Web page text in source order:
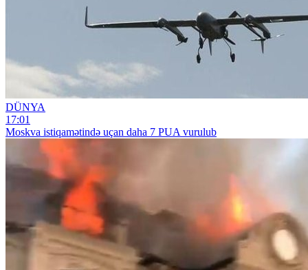
DÜNYA
17:01
Moskva istiqamətində uçan daha 7 PUA vurulub